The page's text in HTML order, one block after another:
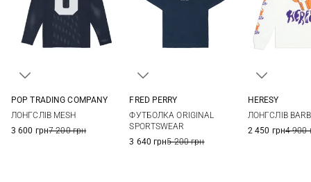
POP TRADING COMPANY
ЛОНГСЛІВ MESH
3 600 грн7 200 грн
FRED PERRY
ФУТБОЛКА ORIGINAL
SPORTSWEAR
3 640 грн5 200 грн
HERESY
ЛОНГСЛІВ
2 450 грн4 900